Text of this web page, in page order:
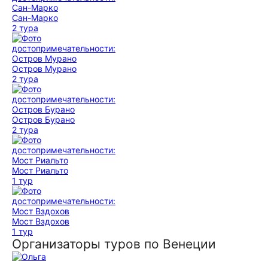
Сан-Марко
2 тура
Остров Мурано
2 тура
Остров Бурано
2 тура
Мост Риальто
1 тур
Мост Вздохов
1 тур
Организаторы туров по Венеции